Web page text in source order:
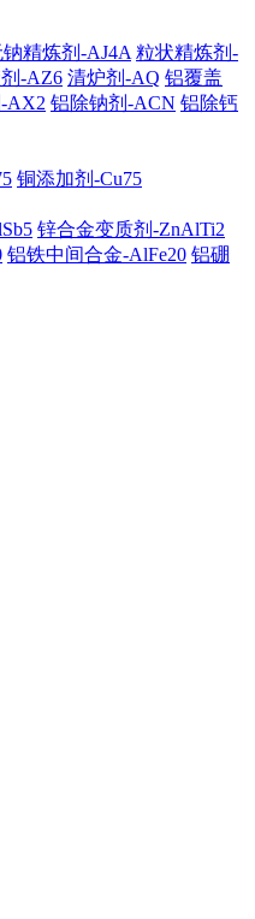
精炼剂-AJ4A 粒状精炼剂-
-AZ6 清炉剂-AQ 铝覆盖
AX2 铝除钠剂-ACN 铝除钙
铜添加剂-Cu75
锌合金变质剂-ZnAlTi2
铝铁中间合金-AlFe20 铝硼